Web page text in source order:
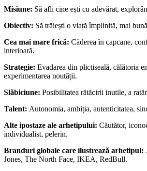
Misiune: Să afli cine ești cu adevărat,
Obiectiv: Să trăiești o viață împlinită, mai
Cea mai mare frică: Căderea în capcane,
interioară.
Strategie: Evadarea din plictiseală, călătoria
experimentarea noutății.
Slăbiciune: Posibilitatea rătăcirii inutile, a
Talent: Autonomia, ambiția, autenticitatea,
Alte ipostaze ale arhetipului: Căutător,
individualist, pelerin.
Branduri globale care ilustrează arhetipul:
Jones, The North Face, IKEA, RedBull.